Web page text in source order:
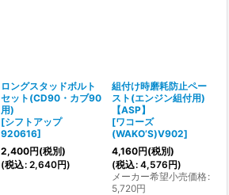
ロングスタッドボルト
セット(CD90・カブ90
用)
[シフトアップ
920616]
2,400円(税別)
(税込: 2,640円)
組付け時磨耗防止ペー
スト(エンジン組付用)
【ASP】
[ワコーズ
(WAKO’S)V902]
4,160円(税別)
(税込: 4,576円)
メーカー希望小売価格:
5,720円